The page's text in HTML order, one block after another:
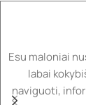
Esu maloniai
labai
naviguoti,